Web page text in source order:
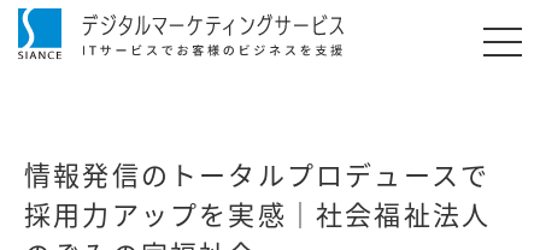
情報発信のトータルプロデュースで
採用力アップを実感｜社会福祉法人